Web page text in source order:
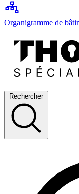
Organigramme de
Rechercher